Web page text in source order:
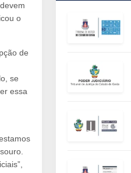
o
de
se
essa